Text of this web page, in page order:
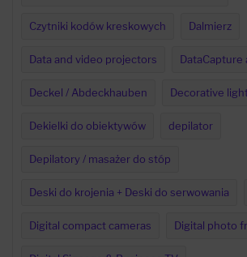
Czytniki kodów kreskowych Dalmierz
Data and video projectors DataCapture
Deckel / Abdeckhauben Decorative
Dekielki do obiektywów depilator
Depilatory / masażer do stóp
Deski do krojenia + Deski do serwowania
Digital compact cameras Digital photo